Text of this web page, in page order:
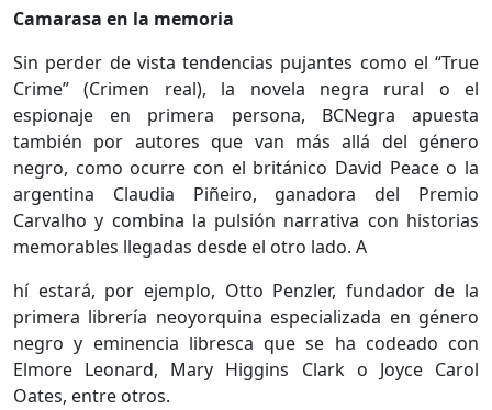
Camarasa en la memoria
Sin perder de vista tendencias pujantes como el “True
Crime” (Crimen real), la novela negra rural o el
espionaje en primera persona, BCNegra apuesta
también por autores que van más allá del género
negro, como ocurre con el británico David Peace o la
argentina Claudia Piñeiro, ganadora del Premio
Carvalho y combina la pulsión narrativa con historias
memorables llegadas desde el otro lado. A
hí estará, por ejemplo, Otto Penzler, fundador de la
primera librería neoyorquina especializada en género
negro y eminencia libresca que se ha codeado con
Elmore Leonard, Mary Higgins Clark o Joyce Carol
Oates, entre otros.